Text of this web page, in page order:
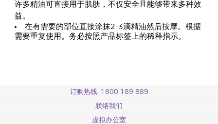
许多精油可直接用于肌肤，不仅安全且能够带来多种效
益。
在有需要的部位直接涂抹2-3滴精油然后按摩。根据
需要重复使用。务必按照产品标签上的稀释指示。
订购热线: 1800 189 889
联络我们
虚拟办公室